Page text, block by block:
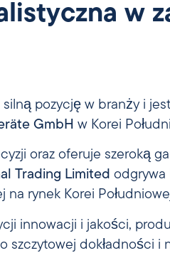
w
silną pozycję w branży i
GmbH w Korei
oraz oferuje szeroką
Trading Limited odgrywa
na rynek Korei
innowacji i jakości,
szczytowej dokładności i